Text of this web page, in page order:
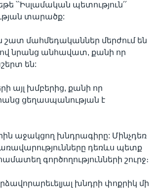
՝՝Իսլամական պետություն՛՛
տարածք:
շատ մահմեդականներ մերժում են
նրանց անհավատ, քանի որ
են:
այլ խմբերից, քանի որ
ցեղասպանության է
աջակցող խնդրագիրը: Մինչդեռ
դեռևս պետք
գործողությունների շուրջ։
խնդրի փոքրիկ մի